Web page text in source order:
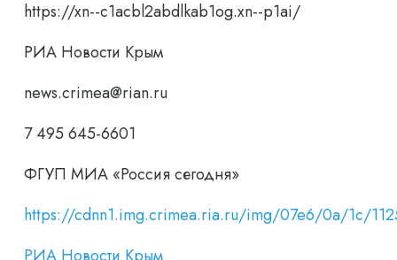
https://xn--c1acbl2abdlkab1og.xn--p1ai/
РИА Новости Крым
news.crimea@rian.ru
7 495 645-6601
ФГУП МИА «Россия сегодня»
https://cdnn1.img.crimea.ria.ru/img/07e6/0a/1c/